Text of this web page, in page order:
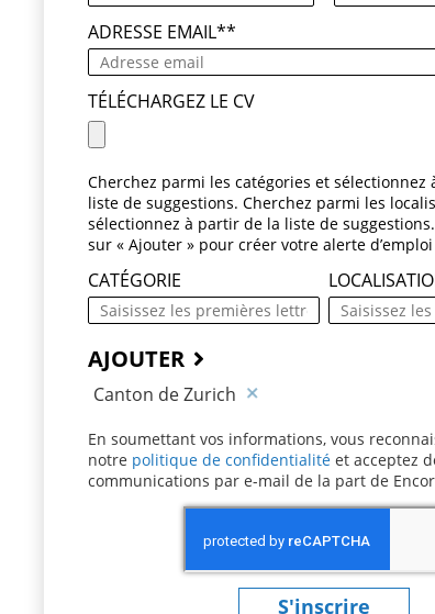
ADRESSE EMAIL*
TÉLÉCHARGEZ LE CV
Cherchez parmi les catégories et sélectionnez
liste de suggestions. Cherchez parmi les
sélectionnez à partir de la liste de
sur « Ajouter » pour créer votre alerte d’emploi
CATÉGORIE
AJOUTER
Canton de Zurich
En soumettant vos informations, vous
notre politique de confidentialité (ce contenu
et acceptez
communications par e-mail de la part de
S'inscrire